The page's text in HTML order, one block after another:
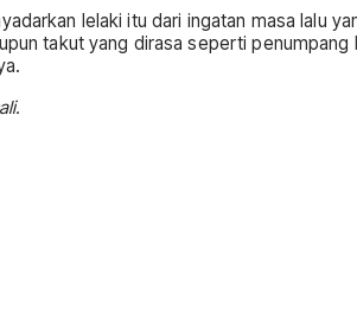
lelaki itu dari ingatan masa lalu
takut yang dirasa seperti